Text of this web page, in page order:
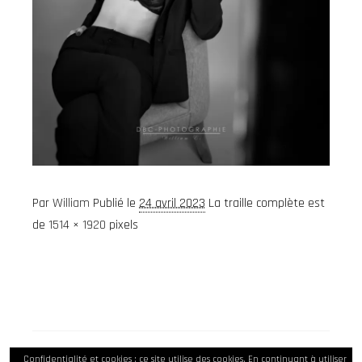
ParWilliam Publié le 24 avril 2023 La traille complète est
de 1514 × 1920 pixels
Confidentialité et cookies : ce site utilise des cookies. En continuant à utiliser